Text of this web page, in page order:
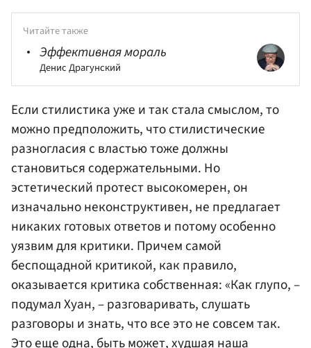
Читайте также
Эффективная мораль
Денис Драгунский
Если стилистика уже и так стала смыслом, то
можно предположить, что стилистические
разногласия с властью тоже должны
становиться содержательными. Но
эстетический протест высокомерен, он
изначально неконструктивен, не предлагает
никаких готовых ответов и потому особенно
уязвим для критики. Причем самой
беспощадной критикой, как правило,
оказывается критика собственная: «Как глупо, –
подумал Хуан, – разговаривать, слушать
разговоры и знать, что все это не совсем так.
Это еще одна, быть может, худшая наша